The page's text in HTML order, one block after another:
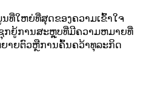
ນທີ່ໃຫຍ່ທີ່ສຸດຂອງຄວາມເຂົ້າໃຈ
ກຍູ້ການສະຫຼຸບທີ່ມີຄວາມຫມາຍທີ່
ຍຕົວຫຼືການຄົ້ນຄວ້າທຸລະກິດ